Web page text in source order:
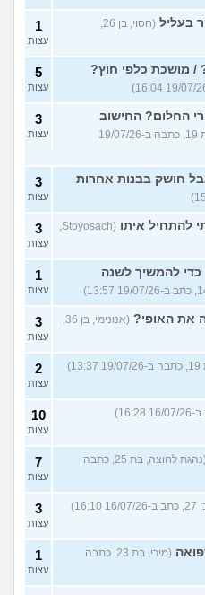
בעליל 1
עצות
/ מושכת כלפי חוץ? 5
עצות
החלום? החישוב
(ירין, בת 19, כתבה ב-19/07/26
3
עצות
חושק בבנות אחרות 3
עצות
להתחיל איתו 3
עצות
להמשיך לשנה
1
עצות
את האופי? 3
עצות
2
עצות
10
עצות
(נהגת לחוצה, בת 25, כתבה
7
עצות
3
עצות
(מירי, בת 23, כתבה
1
עצות